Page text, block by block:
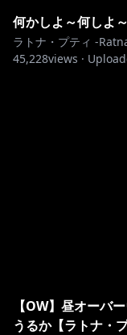
何かしよ～何しよ
ラトナ・プティ -
45,228views ·
【OW】昼オー
うるか【ラトナ・